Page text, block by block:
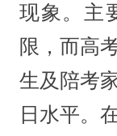
现象。主
限，而高
生及陪考
日水平。